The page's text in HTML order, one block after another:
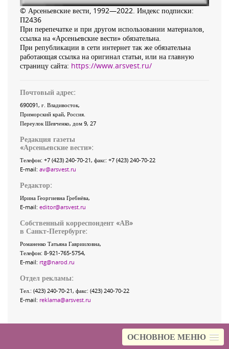
ОСНОВНОЕ МЕНЮ
© Арсеньевские вести, 1992—2022. Индекс подписки:
П2436
При перепечатке и при другом использовании материалов,
ссылка на «Арсеньевские вести» обязательна.
При републикации в сети интернет так же обязательна
работающая ссылка на оригинал статьи, или на главную
страницу сайта: https://www.arsvest.ru/
Почтовый адрес:
690091, г. Владивосток,
Приморский край, Россия.
Переулок Шевченко, дом 9, 27
Редакция газеты
«Арсеньевские вести»:
Телефон: +7 (423) 240-70-21, факс: +7 (423) 240-70-22
E-mail: av@arsvest.ru
Редактор:
Ирина Георгиевна Гребнёва,
E-mail: editor@arsvest.ru
Собственный корреспондент «АВ»
в Санкт-Петербурге:
Романенко Татьяна Гаврииловна,
Телефон: 8-921-765-5754,
E-mail: rtg@narod.ru
Отдел рекламы:
Тел.: (423) 240-70-21, факс: (423) 240-70-22
E-mail: reklama@arsvest.ru